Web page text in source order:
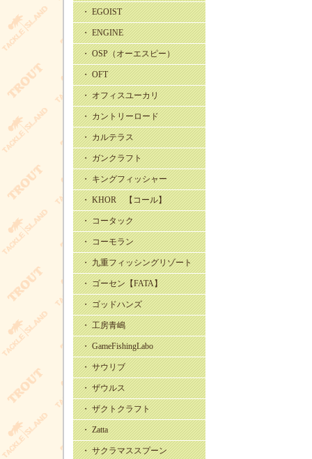
・ EGOIST
・ ENGINE
・ OSP（オーエスピー）
・ OFT
・ オフィスユーカリ
・ カントリーロード
・ カルテラス
・ ガンクラフト
・ キングフィッシャー
・ KHOR 【コール】
・ コータック
・ コーモラン
・ 九重フィッシングリゾート
・ ゴーセン【FATA】
・ ゴッドハンズ
・ 工房青嶋
・ GameFishingLabo
・ サウリブ
・ ザウルス
・ ザクトクラフト
・ Zatta
・ サクラマススプーン